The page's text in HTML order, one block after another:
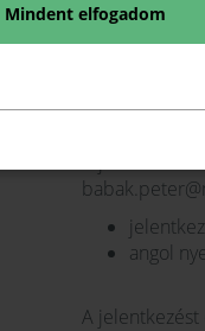
Az utazással,
A
angol
A
Mindent elfogadom